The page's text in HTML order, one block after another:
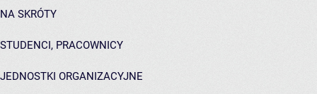
NA SKRÓTY
STUDENCI, PRACOWNICY
JEDNOSTKI ORGANIZACYJNE